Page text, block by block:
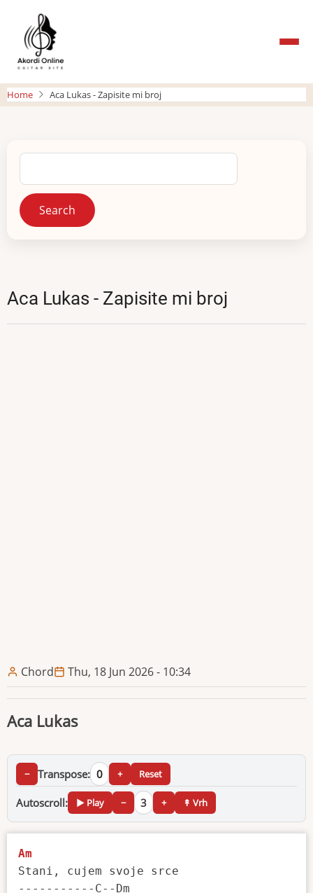
main
content
Home Aca Lukas - Zapisite mi broj
Search
Aca Lukas - Zapisite mi broj
Chord Thu, 18 Jun 2026 - 10:34
Aca Lukas
− Transpose: 0 + Reset
Autoscroll: ▶ Play − 3 + ↟ Vrh
Am
Stani, cujem svoje srce
-----------C--Dm